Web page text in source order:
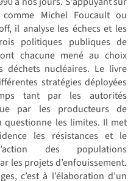
Michel Foucault ou
il analyse les échecs et les
politiques publiques de
chacune mené au choix
déchets nucléaires. Le livre
stratégies déployées
tant par les autorités
par les producteurs de
questionne les limites. Il met
les résistances et le
des populations
les projets d’enfouissement.
c’est à l’élaboration d’un